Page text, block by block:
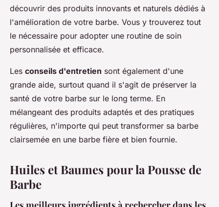
découvrir des produits innovants et naturels dédiés à
l'amélioration de votre barbe. Vous y trouverez tout
le nécessaire pour adopter une routine de soin
personnalisée et efficace.
Les conseils d'entretien sont également d'une
grande aide, surtout quand il s'agit de préserver la
santé de votre barbe sur le long terme. En
mélangeant des produits adaptés et des pratiques
régulières, n'importe qui peut transformer sa barbe
clairsemée en une barbe fière et bien fournie.
Huiles et Baumes pour la Pousse de
Barbe